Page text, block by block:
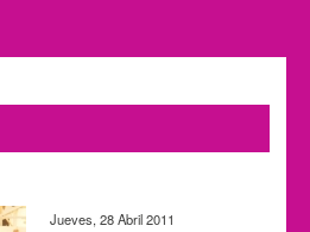
Jueves, 28 Abril 2011